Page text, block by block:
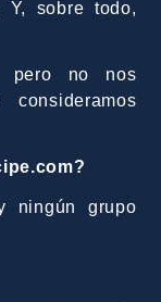
Y, sobre todo,
pero no nos
ningún grupo